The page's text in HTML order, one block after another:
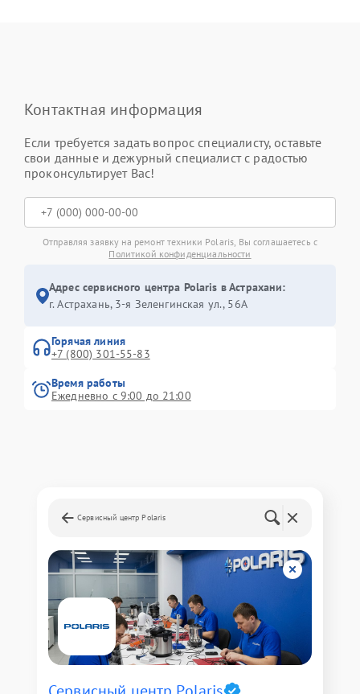
Контактная информация
Если требуется задать вопрос специалисту, оставьте
свои данные и дежурный специалист с радостью
проконсультирует Вас!
Отправляя заявку на ремонт техники Polaris, Вы соглашаетесь с
Политикой конфиденциальности
Адрес сервисного центра Polaris в Астрахани:
г. Астрахань, 3-я Зеленгинская ул., 56А
Горячая линия
+7 (800) 301-55-83
Время работы
Ежедневно с 9:00 до 21:00
Сервисный центр Polaris